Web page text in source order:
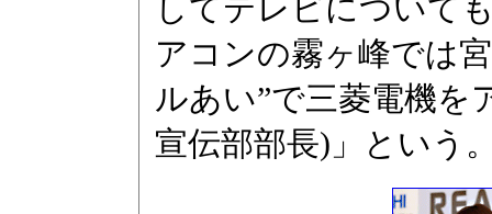
してテレビについて
アコンの霧ヶ峰では
ルあい”で三菱電機を
宣伝部部長)」という